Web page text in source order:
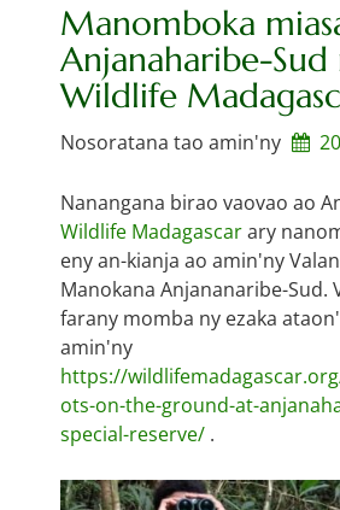
Manomboka
Anjanaharibe-Sud
Wildlife
Nosoratana tao amin'ny
Nanangana birao vaovao ao
Wildlife Madagascarary
eny an-kianja ao amin'ny
Manokana Anjananaribe-Sud.
farany momba ny ezaka
amin'ny
https://
ots-on-the-ground-at-
special-reserve/ .